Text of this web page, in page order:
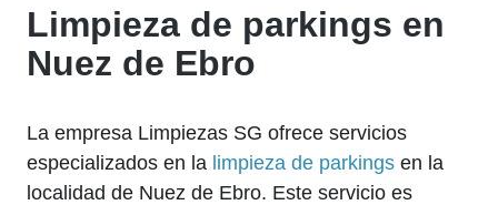
Limpieza de parkings en
Nuez de Ebro
La empresa Limpiezas SG ofrece servicios
especializados en la limpieza de parkings en la
localidad de Nuez de Ebro. Este servicio es